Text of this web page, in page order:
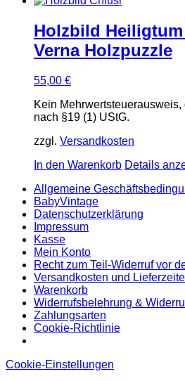
Holzbild
Verna Holzpuzzle
55,00 €
Kein
nach §19 (1) UStG.
zzgl. Versandkosten
In den Warenkorb Details
Allgemeine
BabyVintage
Datenschutzerklärung
Impressum
Kasse
Mein Konto
Recht zum Teil-Widerruf vor
Versandkosten und
Warenkorb
Widerrufsbelehrung &
Zahlungsarten
Cookie-Richtlinie
Cookie-Einstellungen